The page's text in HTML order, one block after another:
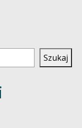
Szukaj